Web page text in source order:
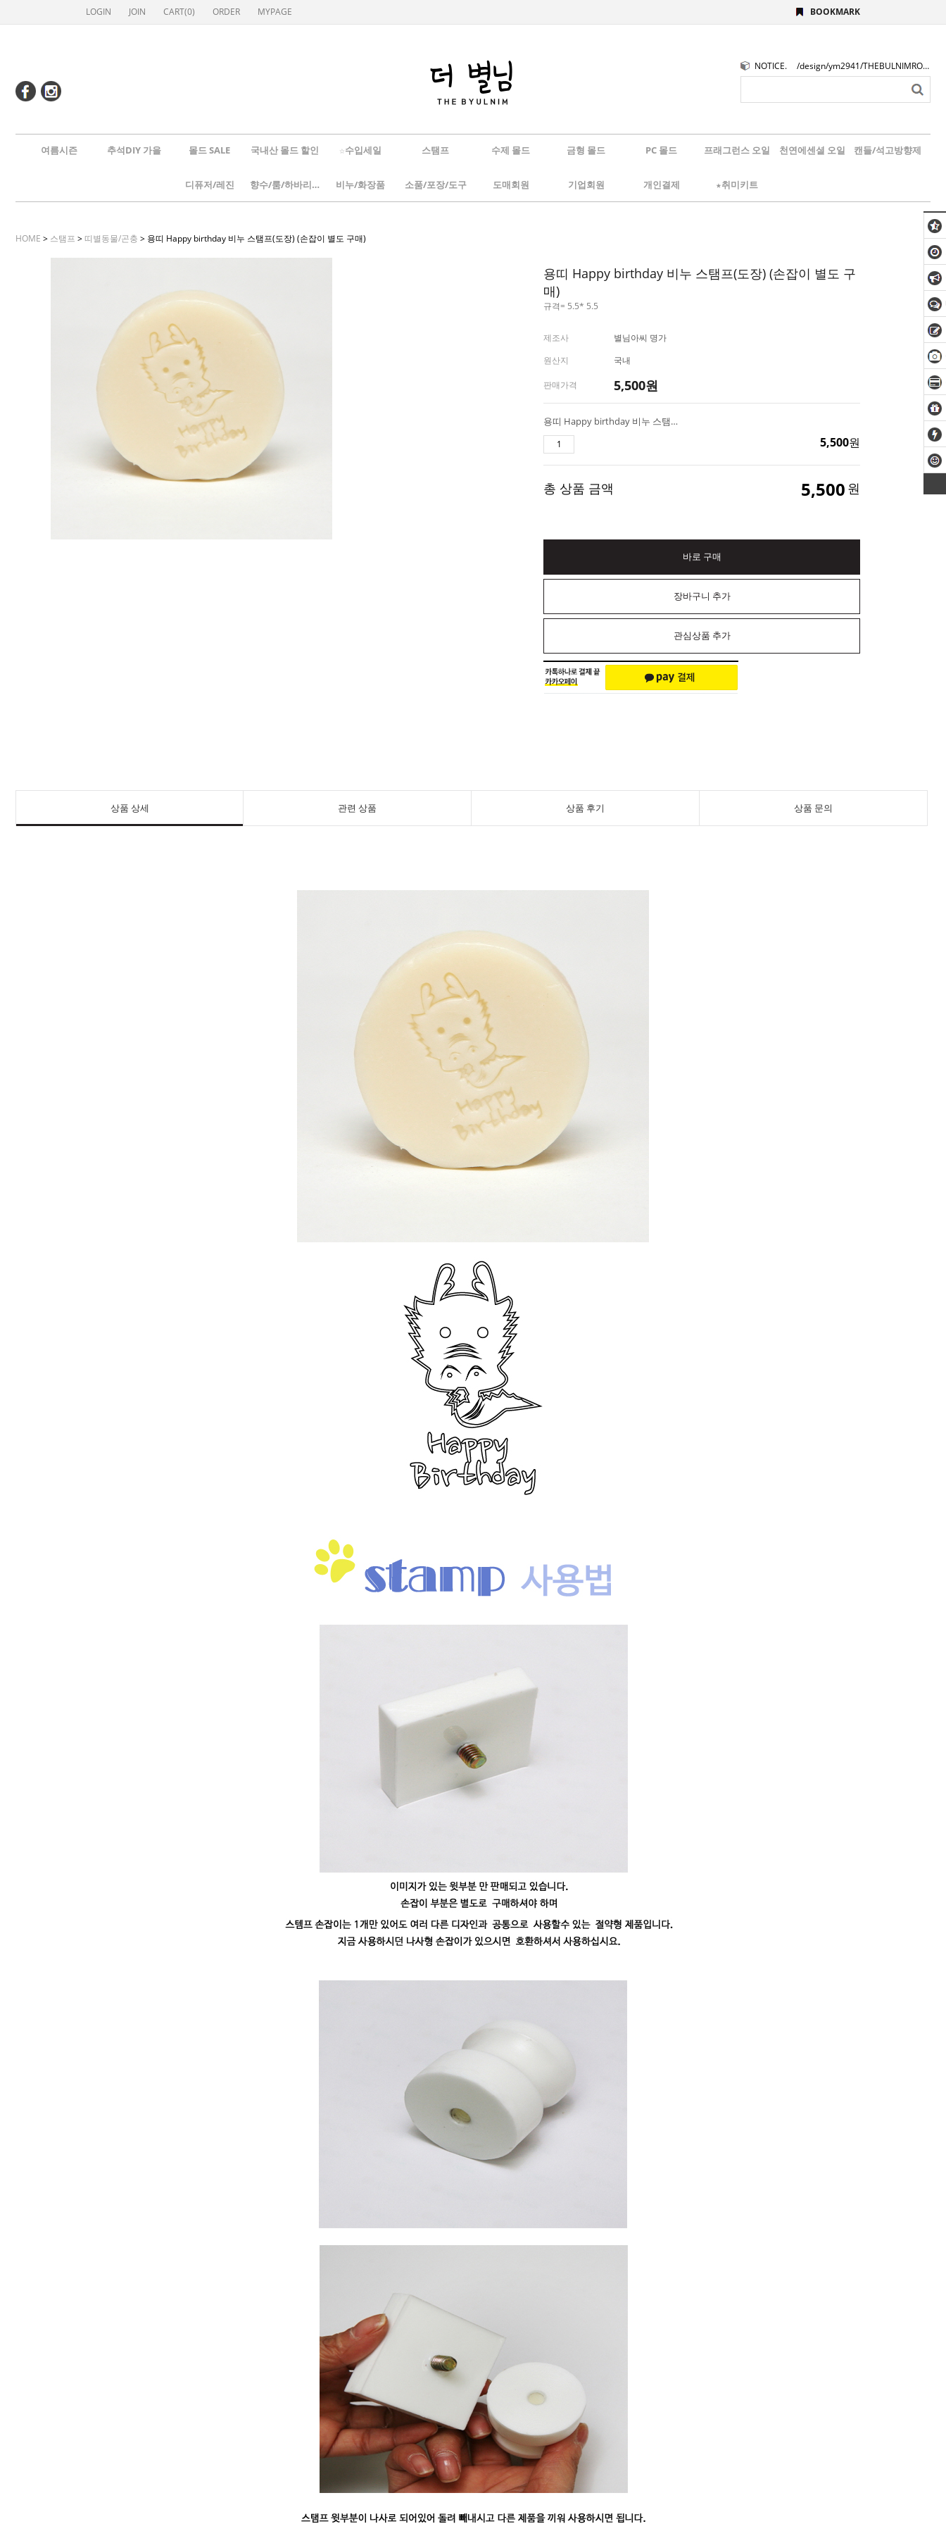
LOGIN JOIN CART(0) ORDER MYPAGE BOOKMARK
NOTICE. /design/ym2941/THEBULNIMROGO.png
여름시즌 추석DIY 가을 몰드 SALE 국내산 몰드 할인 ☆수입세일 스탬프 수제 몰드 금형 몰드 PC 몰드 프래그런스 오일 천연에센셜 오일 캔들/석고방향제
디퓨저/레진 향수/룸/하바리움 비누/화장품 소품/포장/도구 도매회원 기업회원 개인결제 ★취미키트
HOME > 스탬프 > 띠별동물/곤충 > 용띠 Happy birthday 비누 스탬프(도장) (손잡이 별도 구매)
용띠 Happy birthday 비누 스탬프(도장) (손잡이 별도 구
매)
규격= 5.5* 5.5
제조사
별님아씨 명가
원산지
국내
판매가격 5,500원
용띠 Happy birthday 비누 스탬프(도장) (손잡이 별도 구매)
5,500원
총 상품 금액 5,500 원
바로 구매
장바구니 추가
관심상품 추가
상품 상세 관련 상품 상품 후기 상품 문의